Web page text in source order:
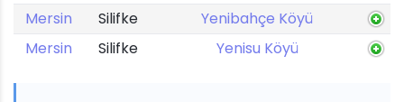
Mersin
Silifke
Yenibahçe Köyü
Mersin
Silifke Yenisu Köyü